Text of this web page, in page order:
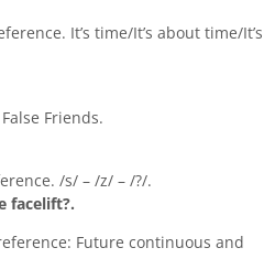
It’s time/It’s about time/It’s
Friends.
/s/ – /z/ – /?/.
facelift?.
Future continuous and